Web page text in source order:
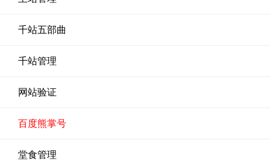
千站五部曲
千站管理
网站验证
百度熊掌号
堂食管理